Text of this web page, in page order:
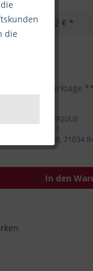
15,02 € *
1-3 Werktage **
7FP20UE
für die EU:
Straße 140, 71034
In den
die